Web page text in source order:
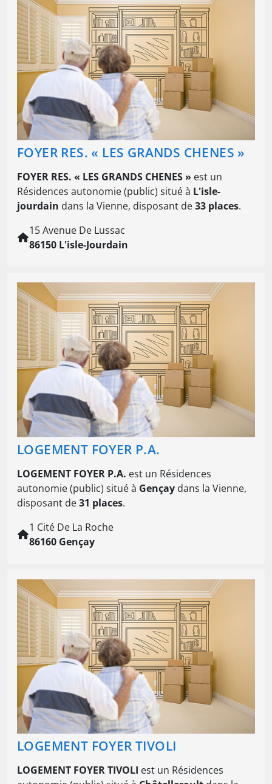
FOYER RES. « LES GRANDS CHENES »
FOYER RES. « LES GRANDS CHENES » est un
Résidences autonomie (public) situé à L'isle-
jourdain dans la Vienne, disposant de33 places.
15 Avenue De Lussac
86150 L'isle-Jourdain
LOGEMENT FOYER P.A.
LOGEMENT FOYER P.A. est un Résidences
autonomie (public) situé à Gençay dans la Vienne,
disposant de31 places.
1 Cité De La Roche
86160 Gençay
LOGEMENT FOYER TIVOLI
LOGEMENT FOYER TIVOLI est un Résidences